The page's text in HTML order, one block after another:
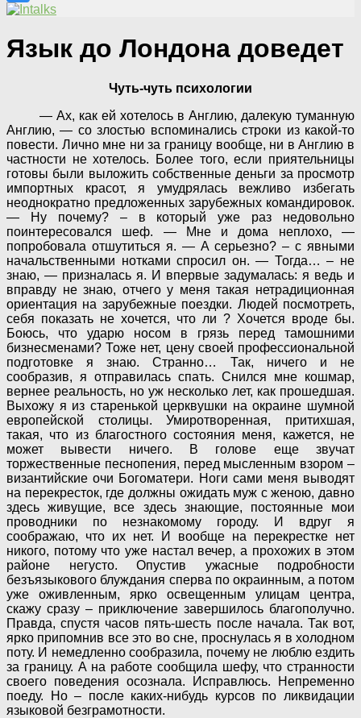
Язык до Лондона доведет
Чуть-чуть психологии
— Ах, как ей хотелось в Англию, далекую туманную
Англию, — со злостью вспоминались строки из какой-то
повести. Лично мне ни за границу вообще, ни в Англию в
частности не хотелось. Более того, если приятельницы
готовы были выложить собственные деньги за просмотр
импортных красот, я умудрялась вежливо избегать
неоднократно предложенных зарубежных командировок.
— Ну почему? – в который уже раз недовольно
поинтересовался шеф. — Мне и дома неплохо, —
попробовала отшутиться я. — А серьезно? – с явными
начальственными нотками спросил он. — Тогда… – не
знаю, — призналась я. И впервые задумалась: я ведь и
вправду не знаю, отчего у меня такая нетрадиционная
ориентация на зарубежные поездки. Людей посмотреть,
себя показать не хочется, что ли ? Хочется вроде бы.
Боюсь, что ударю носом в грязь перед тамошними
бизнесменами? Тоже нет, цену своей профессиональной
подготовке я знаю. Странно… Так, ничего и не
сообразив, я отправилась спать. Снился мне кошмар,
вернее реальность, но уж несколько лет, как прошедшая.
Выхожу я из старенькой церквушки на окраине шумной
европейской столицы. Умиротворенная, притихшая,
такая, что из благостного состояния меня, кажется, не
может вывести ничего. В голове еще звучат
торжественные песнопения, перед мысленным взором –
византийские очи Богоматери. Ноги сами меня выводят
на перекресток, где должны ожидать муж с женою, давно
здесь живущие, все здесь знающие, постоянные мои
проводники по незнакомому городу. И вдруг я
соображаю, что их нет. И вообще на перекрестке нет
никого, потому что уже настал вечер, а прохожих в этом
районе негусто. Опустив ужасные подробности
безъязыкового блуждания сперва по окраинным, а потом
уже оживленным, ярко освещенным улицам центра,
скажу сразу – приключение завершилось благополучно.
Правда, спустя часов пять-шесть после начала. Так вот,
ярко припомнив все это во сне, проснулась я в холодном
поту. И немедленно сообразила, почему не люблю ездить
за границу. А на работе сообщила шефу, что странности
своего поведения осознала. Исправлюсь. Непременно
поеду. Но – после каких-нибудь курсов по ликвидации
языковой безграмотности.